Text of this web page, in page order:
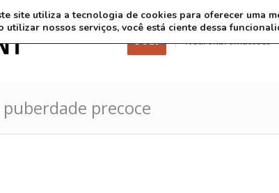
3 8 26 Neurofibromatoses
precoce
site utiliza a tecnologia de cookies para oferecer uma
utilizar nossos serviços, você está ciente dessa